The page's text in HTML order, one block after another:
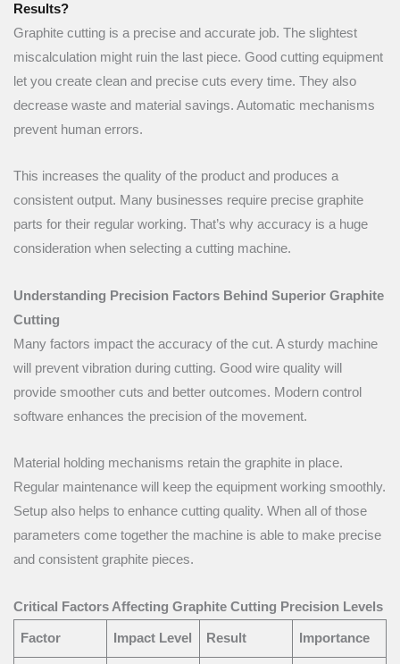
Results?
Graphite cutting is a precise and accurate job. The slightest
miscalculation might ruin the last piece. Good cutting equipment
let you create clean and precise cuts every time. They also
decrease waste and material savings. Automatic mechanisms
prevent human errors.
This increases the quality of the product and produces a
consistent output. Many businesses require precise graphite
parts for their regular working. That’s why accuracy is a huge
consideration when selecting a cutting machine.
Understanding Precision Factors Behind Superior Graphite
Cutting
Many factors impact the accuracy of the cut. A sturdy machine
will prevent vibration during cutting. Good wire quality will
provide smoother cuts and better outcomes. Modern control
software enhances the precision of the movement.
Material holding mechanisms retain the graphite in place.
Regular maintenance will keep the equipment working smoothly.
Setup also helps to enhance cutting quality. When all of those
parameters come together the machine is able to make precise
and consistent graphite pieces.
Critical Factors Affecting Graphite Cutting Precision Levels
Factor Impact Level Result Importance